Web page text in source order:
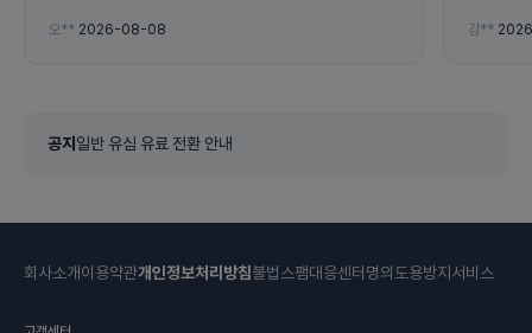
다. TT
오** 2026-08-08 강**
공지 일반 유심 유료 전환 안내
회사소개이용약관개인정보처리방침불법스팸대응센터 명의도용방지서비스